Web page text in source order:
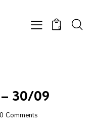
0
30/09
0 Comments